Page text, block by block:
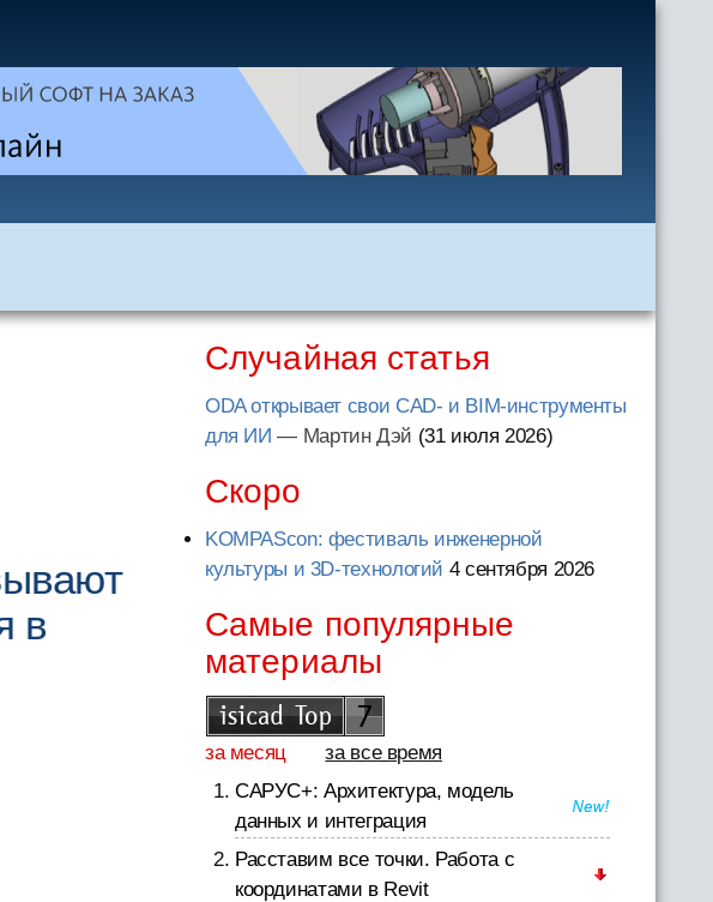
в
Случайная статья
ODA открывает свои CAD- и BIM-инструменты
для ИИ — Мартин Дэй (31 июля 2026)
Скоро
KOMPAScon: фестиваль инженерной
культуры и 3D-технологий 4 сентября 2026
Самые популярные
материалы
за месяц
за все время
САРУС+: Архитектура, модель
данных и интеграция
Расставим все точки. Работа с
координатами в Revit